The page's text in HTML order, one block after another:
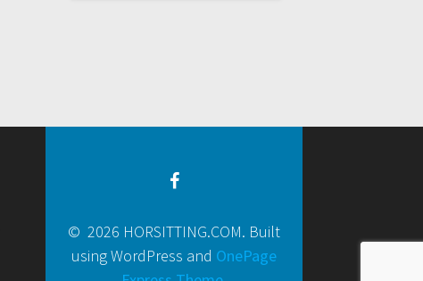
© 2026 HORSITTING.COM. Built
using WordPress and OnePage